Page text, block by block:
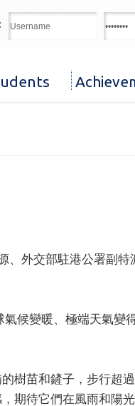
外交部駐港公署副
候變暖、極端天氣
樹苗和鏟子，步行超過
期待它們在風雨和陽